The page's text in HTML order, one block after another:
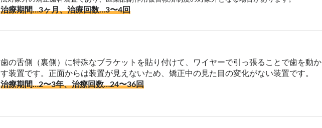
治療期間…3ヶ月、治療回数…3〜4回
歯の舌側（裏側）に特殊なブラケットを貼り付けて、ワイヤーで引っ張ることで歯を動か
す装置です。正面からは装置が見えないため、矯正中の見た目の変化がない装置です。
治療期間…2〜3年、治療回数…24〜36回